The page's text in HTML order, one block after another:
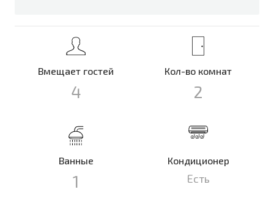
Вмещает гостей
4
Кол-во комнат
2
Ванные
1
Кондиционер
Есть